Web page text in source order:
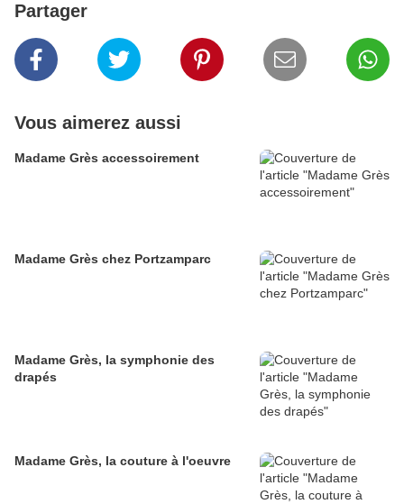
Partager
Vous aimerez aussi
Madame Grès accessoirement
Madame Grès chez Portzamparc
Madame Grès, la symphonie des
drapés
Madame Grès, la couture à l'oeuvre